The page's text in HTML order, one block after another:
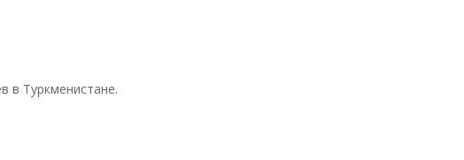
в Туркменистане.